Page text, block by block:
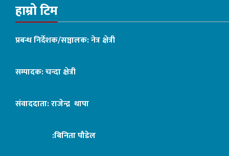
हाम्रो टिम
प्रबन्ध निर्देशक/सञ्चालक: नेत्र क्षेत्री
सम्पादक: चन्दा क्षेत्री
संवाददाता: राजेन्द्र थापा
:बिनिता पौडेल